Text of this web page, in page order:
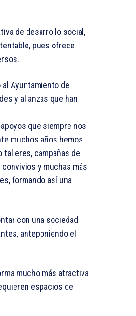
de desarrollo social,
pues ofrece
Ayuntamiento de
y alianzas que han
que siempre nos
muchos años hemos
talleres, campañas de
y muchas más
formando así una
con una sociedad
anteponiendo el
mucho más atractiva
espacios de